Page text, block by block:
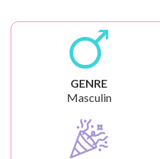
GENRE
Masculin